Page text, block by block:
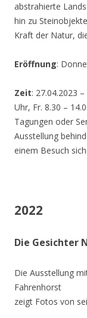
abstrahierte
hin zu
Kraft der Natur,
Eröffnung:
Zeit: 27.04.2023
Uhr, Fr. 8.30 –
Tagungen oder
Ausstellung
einem Besuch
2022
Die Gesichter
Die Ausstellung
Fahrenhorst
zeigt Fotos von